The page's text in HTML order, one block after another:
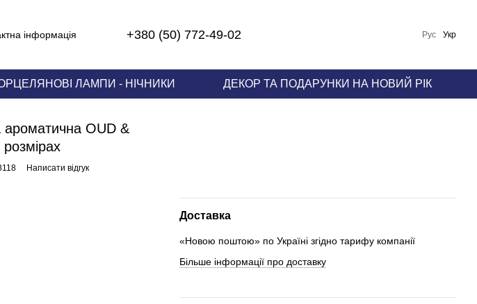
інформація
+380 (50) 772-49-02 Укр
Рус
ЛАМПИ - НІЧНИКИ ДЕКОР ТА ПОДАРУНКИ НА НОВИЙ РІК
ароматична OUD &
Написати відгук
Доставка
«Новою поштою» по Україні згідно тарифу компанії
Більше інформації про доставку